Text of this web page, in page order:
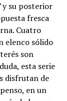
y su posterior
fresca
Cuatro
elenco sólido
son
esta serie
disfrutan de
en un